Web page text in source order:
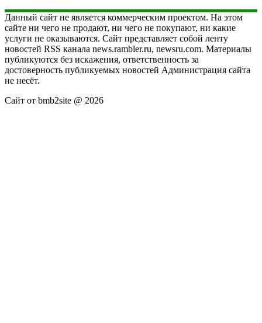
Данный сайт не является коммерческим проектом. На этом
сайте ни чего не продают, ни чего не покупают, ни какие
услуги не оказываются. Сайт представляет собой ленту
новостей RSS канала news.rambler.ru, newsru.com. Материалы
публикуются без искажения, ответственность за
достоверность публикуемых новостей Администрация сайта
не несёт.
Сайт от bmb2site @ 2026